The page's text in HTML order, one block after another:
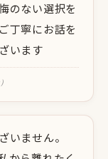
のない選択を
丁寧にお話を
います
いません。